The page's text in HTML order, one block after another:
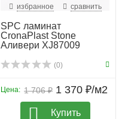
избранное сравнить
SPC ламинат
CronaPlast Stone
Аливери XJ87009
(0)
1 706 ₽
Цена: 1 370 ₽/м2
Купить